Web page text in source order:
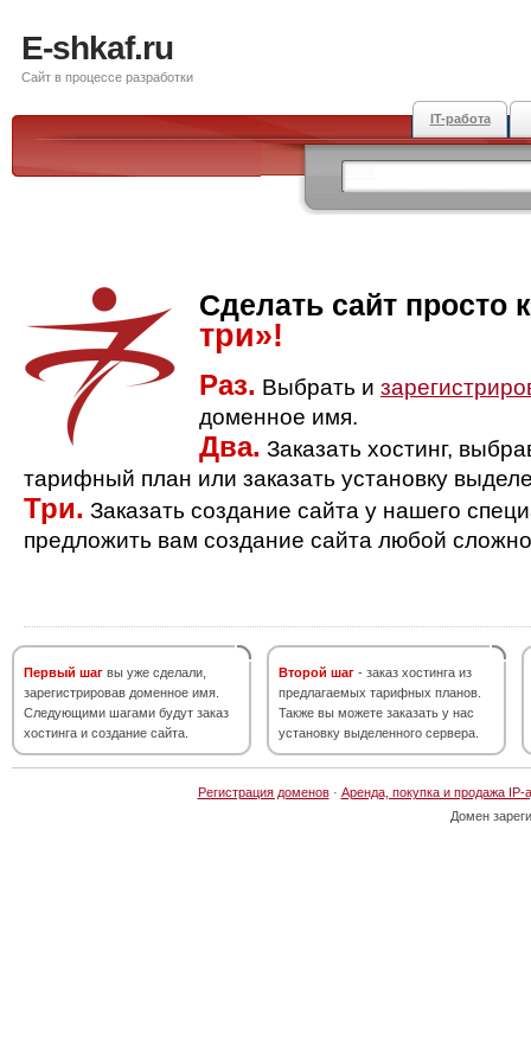
E-shkaf.ru
Сайт в процессе разработки
IT-работа
Сделать сайт просто
три»!
Раз. Выбрать и
доменное имя.
Два. Заказать хостинг,
тарифный план или заказать установку
Три. Заказать создание сайта у нашего
предложить вам создание сайта любой
Первый шаг вы уже сделали,
зарегистрировав доменное имя.
Следующими шагами будут заказ
хостинга и создание сайта.
Второй шаг - заказ хостинга из
предлагаемых тарифных планов.
Также вы можете заказать у нас
установку выделенного сервера.
Регистрация доменов· Аренда, покупка и продажа IP-
Домен